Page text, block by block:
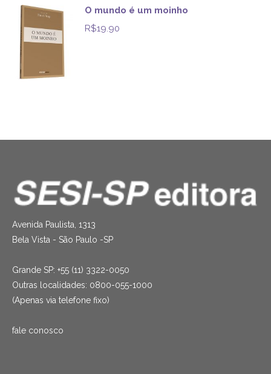
O mundo é um moinho
R$19.90
Avenida Paulista, 1313
Bela Vista - São Paulo -SP
Grande SP: +55 (11) 3322-0050
Outras localidades: 0800-055-1000
(Apenas via telefone fixo)
fale conosco